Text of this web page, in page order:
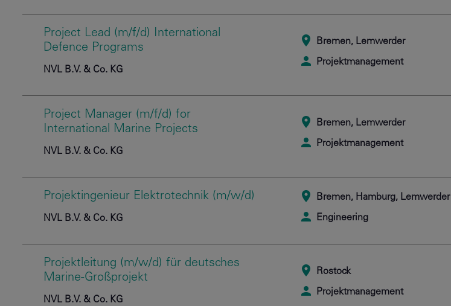
Project Lead (m/f/d) International
Defence Programs
NVL B.V. & Co. KG
Bremen, Lemwerder
Projektmanagement
Project Manager (m/f/d) for
International Marine Projects
NVL B.V. & Co. KG
Bremen, Lemwerder
Projektmanagement
Projektingenieur Elektrotechnik (m/w/d)
NVL B.V. & Co. KG
Bremen, Hamburg, Lemwerder
Engineering
Projektleitung (m/w/d) für deutsches
Marine-Großprojekt
NVL B.V. & Co. KG
Rostock
Projektmanagement